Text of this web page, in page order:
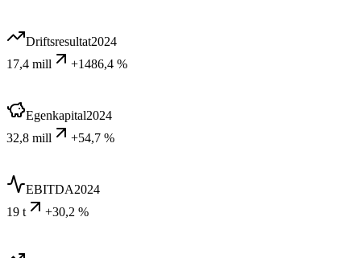
Driftsresultat2024
17,4 mill
+1486,4 %
Egenkapital2024
32,8 mill
+54,7 %
EBITDA2024
19 t
+30,2 %